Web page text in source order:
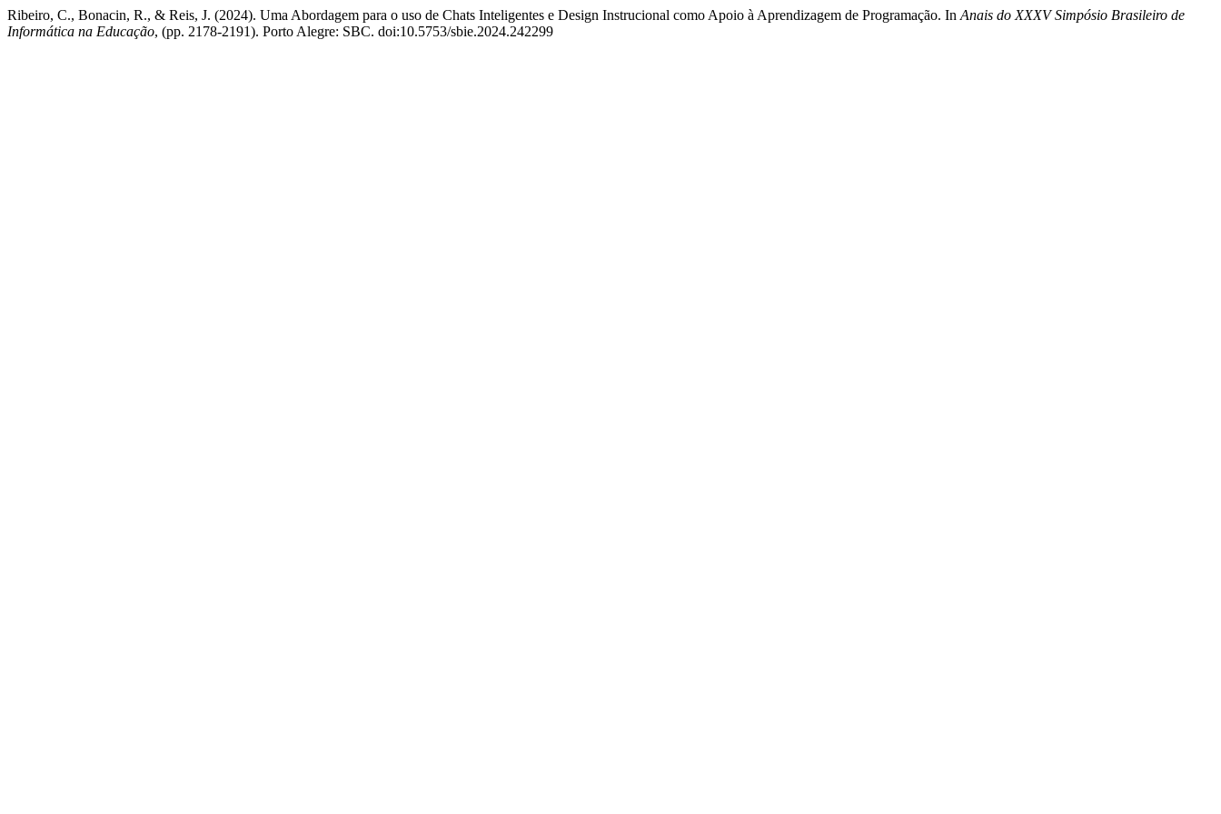
Ribeiro, C., Bonacin, R., & Reis, J. (2024). Uma Abordagem para o uso de Chats Inteligentes e Design Instrucional como Apoio à Aprendizagem de Programação. In Anais do XXXV Simpósio Brasileiro de
Informática na Educação, (pp. 2178-2191). Porto Alegre: SBC. doi:10.5753/sbie.2024.242299